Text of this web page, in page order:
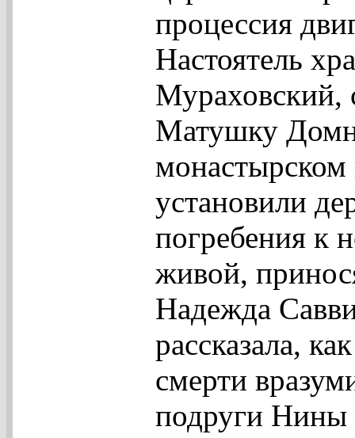
процессия
Настоятель
Мураховский,
Матушку
установили
погребения к
живой,
Надежда
рассказала,
смерти
подруги Нины